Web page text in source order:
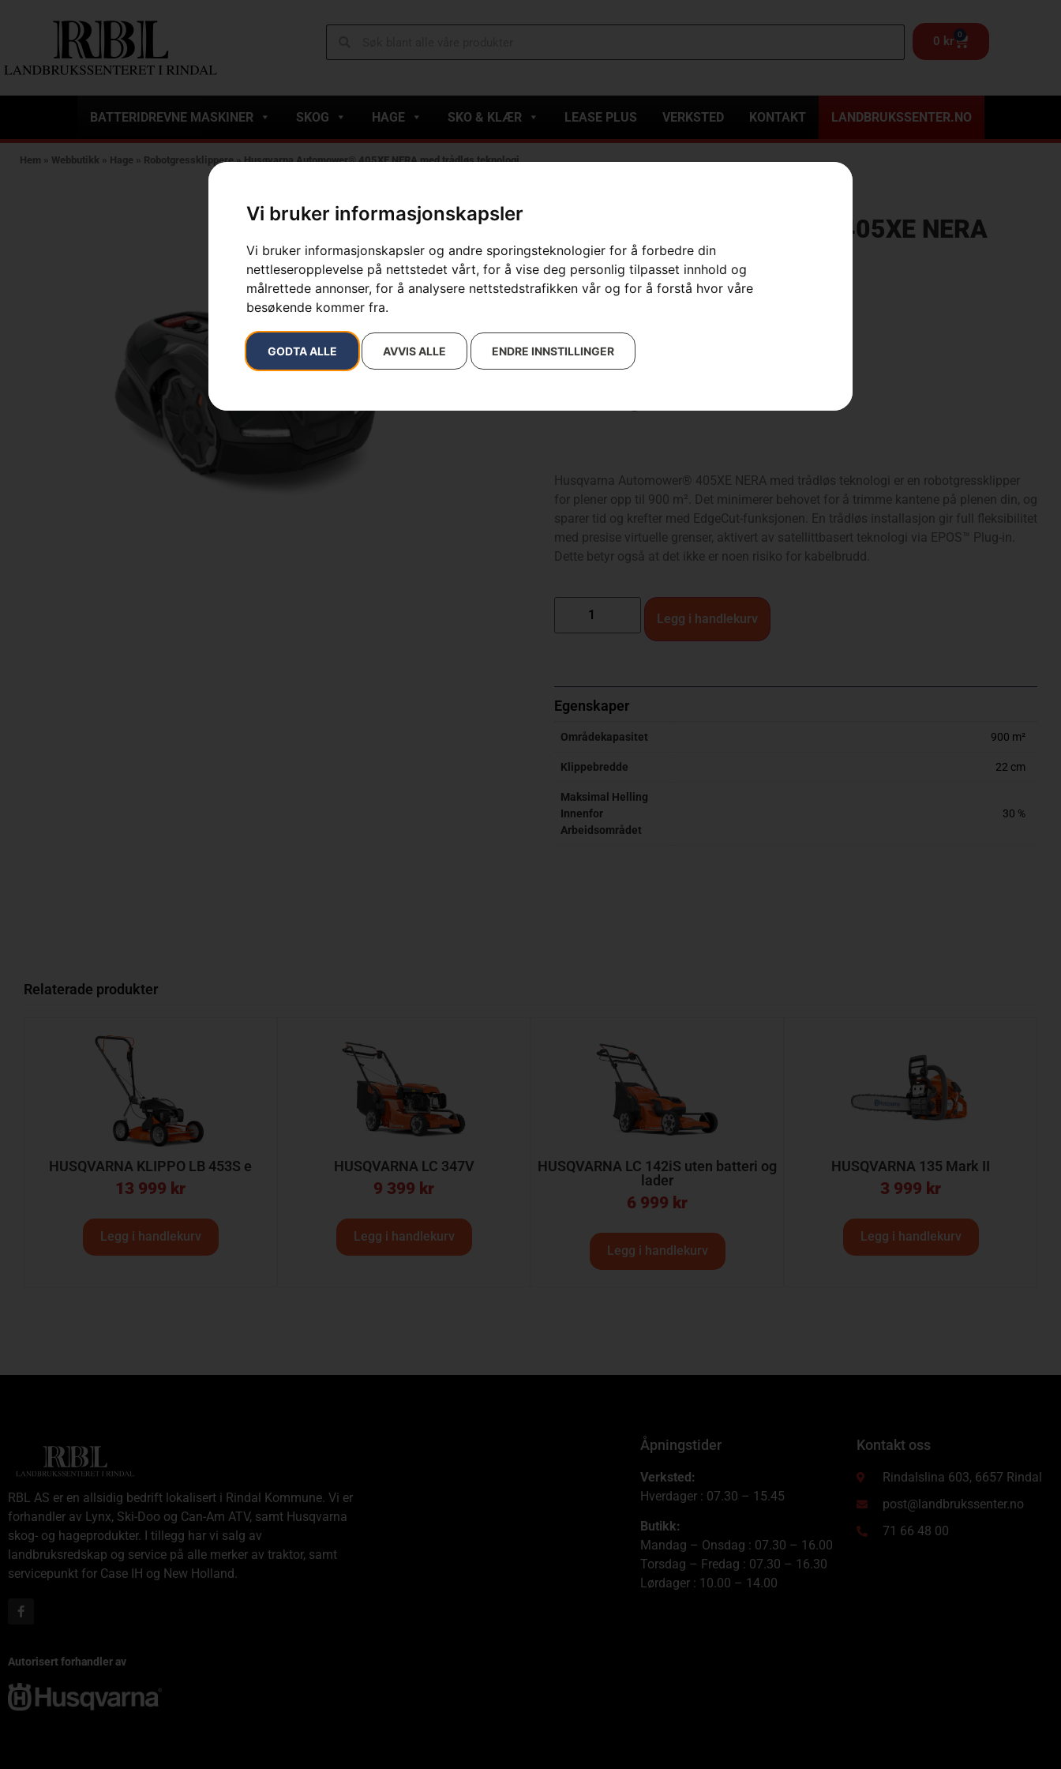
Vi bruker informasjonskapsler
Vi bruker informasjonskapsler og andre sporingsteknologier for å forbedre din
nettleseropplevelse på nettstedet vårt, for å vise deg personlig tilpasset innhold og
målrettede annonser, for å analysere nettstedstrafikken vår og for å forstå hvor våre
besøkende kommer fra.
GODTA ALLE AVVIS ALLE ENDRE INNSTILLINGER
0 kr 0
BATTERIDREVNE MASKINER SKOG HAGE SKO & KLÆR LEASE PLUS VERKSTED KONTAKT LANDBRUKSSENTER.NO
Hem » Webbutikk » Hage » Robotgressklippere»Husqvarna Automower® 405XE NERA med trådløs teknologi
Husqvarna Automower® 405XE NERA
med trådløs teknologi
Artikelnummer:
970774155
Kategorier:
E-handel,Hage, Robotgressklippere
31 398
Husqvarna Automower® 405XE NERA med trådløs teknologi er en robotgressklipper
for plener opp til 900 m². Det minimerer behovet for å trimme kantene på plenen din, og
sparer tid og krefter med EdgeCut-funksjonen. En trådløs installasjon gir full fleksibilitet
med presise virtuelle grenser, aktivert av satellittbasert teknologi via EPOS™ Plug-in.
Dette betyr også at det ikke er noen risiko for kabelbrudd.
Legg i handlekurv
Egenskaper
Områdekapasitet 900 m²
Klippebredde 22 cm
Maksimal Helling
Innenfor
Arbeidsområdet
30 %
Relaterade produkter
HUSQVARNA KLIPPO LB 453S e
13 999 kr
Legg i handlekurv
HUSQVARNA LC 347V
9 399 kr
Legg i handlekurv
HUSQVARNA LC 142iS uten batteri og
lader
6 999 kr
Legg i handlekurv
HUSQVARNA 135 Mark II
3 999 kr
Legg i handlekurv
RBL AS er en allsidig bedrift lokalisert i Rindal Kommune. Vi er
forhandler av Lynx, Ski-Doo og Can-Am ATV, samt Husqvarna
skog- og hageprodukter. I tillegg har vi salg av
landbruksredskap og service på alle merker av traktor, samt
servicepunkt for Case IH og New Holland.
Autorisert forhandler av
Åpningstider
Verksted:
Hverdager : 07.30 – 15.45
Butikk:
Mandag – Onsdag : 07.30 – 16.00
Torsdag – Fredag : 07.30 – 16.30
Lørdager : 10.00 – 14.00
Kontakt oss
Rindalslina 603, 6657 Rindal
post@landbrukssenter.no
71 66 48 00